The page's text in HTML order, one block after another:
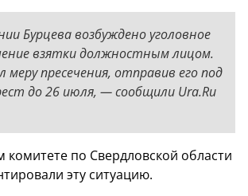
Бурцева возбуждено уголовное
взятки должностным лицом.
меру пресечения, отправив его под
до 26 июля, — сообщили Ura.Ru
комитете по Свердловской области
эту ситуацию.